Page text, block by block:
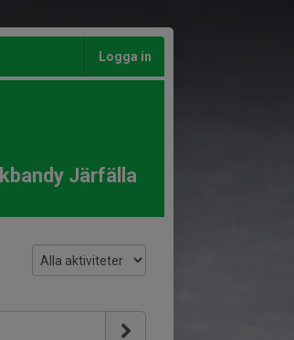
Logga in
Järfälla